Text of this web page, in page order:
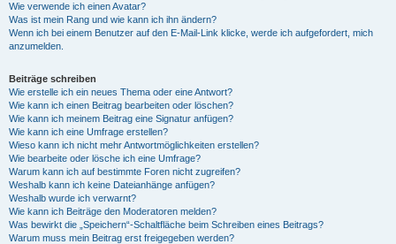
Wie verwende ich einen Avatar?
Was ist mein Rang und wie kann ich ihn ändern?
Wenn ich bei einem Benutzer auf den E-Mail-Link klicke, werde ich aufgefordert, mich
anzumelden.
Beiträge schreiben
Wie erstelle ich ein neues Thema oder eine Antwort?
Wie kann ich einen Beitrag bearbeiten oder löschen?
Wie kann ich meinem Beitrag eine Signatur anfügen?
Wie kann ich eine Umfrage erstellen?
Wieso kann ich nicht mehr Antwortmöglichkeiten erstellen?
Wie bearbeite oder lösche ich eine Umfrage?
Warum kann ich auf bestimmte Foren nicht zugreifen?
Weshalb kann ich keine Dateianhänge anfügen?
Weshalb wurde ich verwarnt?
Wie kann ich Beiträge den Moderatoren melden?
Was bewirkt die „Speichern“-Schaltfläche beim Schreiben eines Beitrags?
Warum muss mein Beitrag erst freigegeben werden?